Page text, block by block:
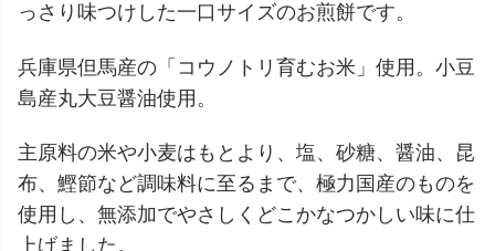
っさり味つけした一口サイズのお煎餅です。
兵庫県但馬産の「コウノトリ育むお米」使用。小豆
島産丸大豆醤油使用。
主原料の米や小麦はもとより、塩、砂糖、醤油、昆
布、鰹節など調味料に至るまで、極力国産のものを
使用し、無添加でやさしくどこかなつかしい味に仕
上げました。